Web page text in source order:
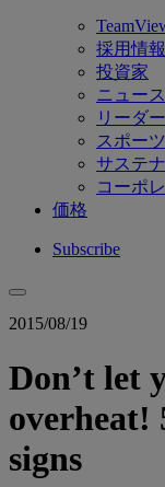
採用情報
投資家
ニュー
リーダ
スポー
サステ
コーポ
価格
Subscribe
2015/08/19
Don’t let
signs